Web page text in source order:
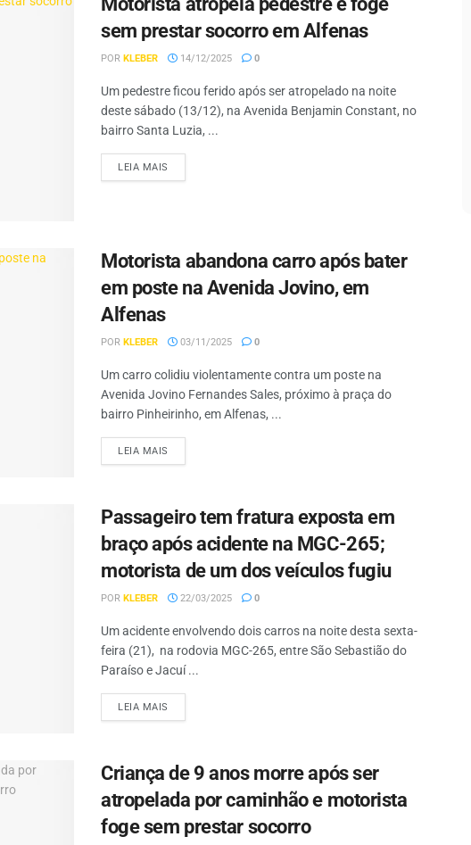
sem prestar socorro em Alfenas
POR KLEBER 14/12/2025 0
Um pedestre ficou ferido após ser atropelado na noite
deste sábado (13/12), na Avenida Benjamin Constant, no
bairro Santa Luzia, ...
LEIA MAIS
Motorista abandona carro após bater
em poste na Avenida Jovino, em
Alfenas
POR KLEBER 03/11/2025 0
Um carro colidiu violentamente contra um poste na
Avenida Jovino Fernandes Sales, próximo à praça do
bairro Pinheirinho, em Alfenas, ...
LEIA MAIS
Passageiro tem fratura exposta em
braço após acidente na MGC-265;
motorista de um dos veículos fugiu
POR KLEBER 22/03/2025 0
Um acidente envolvendo dois carros na noite desta sexta-
feira (21), na rodovia MGC-265, entre São Sebastião do
Paraíso e Jacuí ...
LEIA MAIS
Criança de 9 anos morre após ser
atropelada por caminhão e motorista
foge sem prestar socorro